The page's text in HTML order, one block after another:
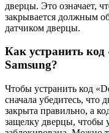
дверцы. Это означает,
закрывается должным
датчиком дверцы.
Как устранить
Samsung?
Чтобы устранить код
сначала убедитесь, что
закрыта правильно, а
защелку дверцы, чтобы